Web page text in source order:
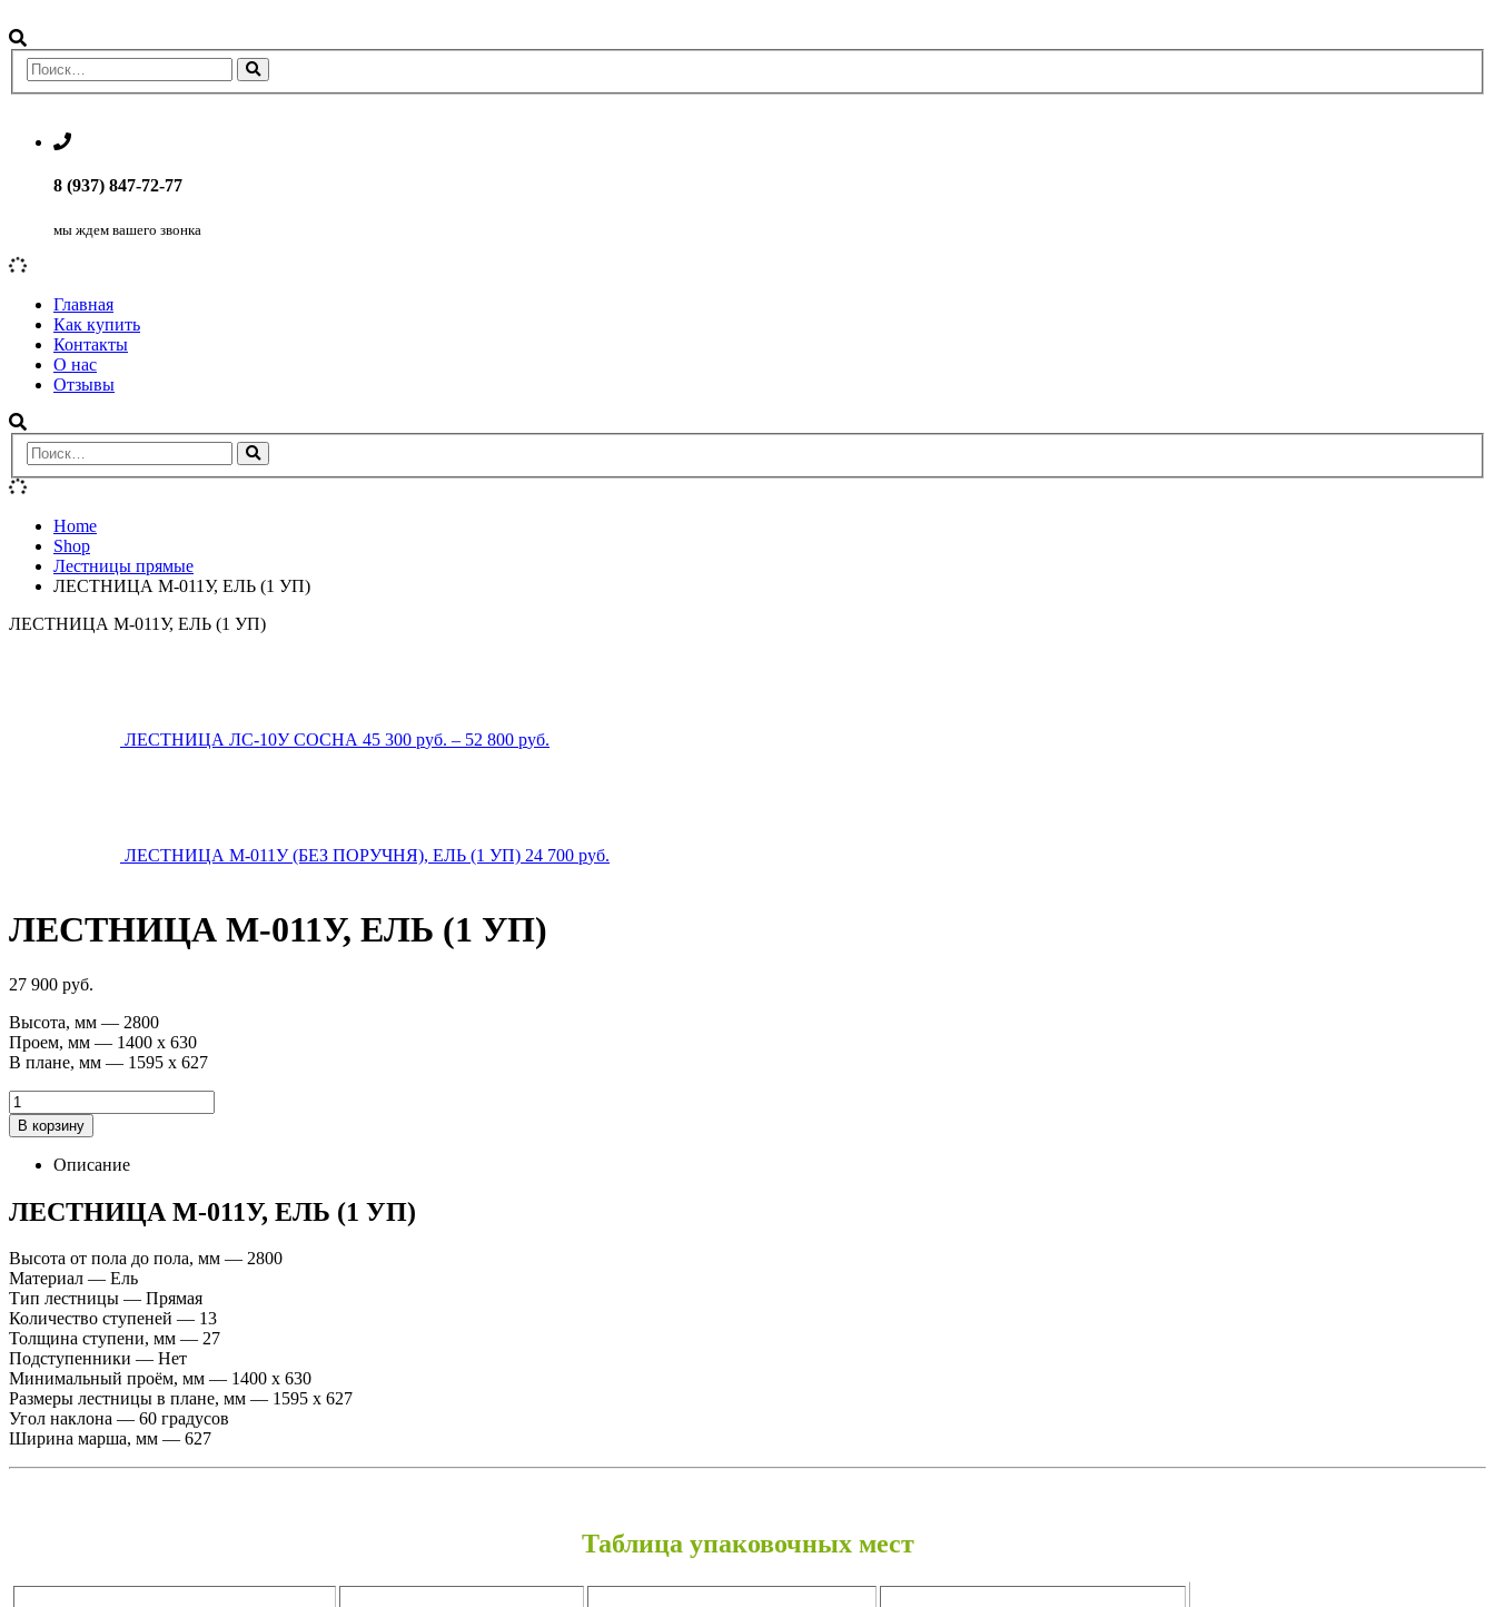
8 (937) 847-72-77
мы ждем вашего звонка
Главная
Как купить
Контакты
О нас
Отзывы
Home
Shop
Лестницы прямые
ЛЕСТНИЦА М-011У, ЕЛЬ (1 УП)
ЛЕСТНИЦА М-011У, ЕЛЬ (1 УП)
ЛЕСТНИЦА ЛС-10У СОСНА 45 300 руб. – 52 800 руб.
ЛЕСТНИЦА М-011У (БЕЗ ПОРУЧНЯ), ЕЛЬ (1 УП) 24 700 руб.
ЛЕСТНИЦА М-011У, ЕЛЬ (1 УП)
27 900 руб.
Высота, мм — 2800
Проем, мм — 1400 х 630
В плане, мм — 1595 х 627
В корзину
Описание
ЛЕСТНИЦА М-011У, ЕЛЬ (1 УП)
Высота от пола до пола, мм — 2800
Материал — Ель
Тип лестницы — Прямая
Количество ступеней — 13
Толщина ступени, мм — 27
Подступенники — Нет
Минимальный проём, мм — 1400 х 630
Размеры лестницы в плане, мм — 1595 х 627
Угол наклона — 60 градусов
Ширина марша, мм — 627
Таблица упаковочных мест